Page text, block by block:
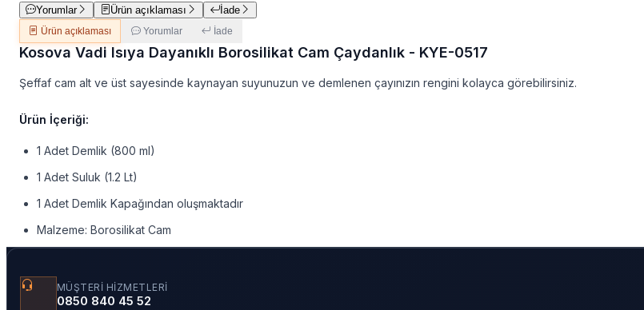
Yorumlar Ürün açıklaması İade
Ürün açıklaması Yorumlar İade
Kosova Vadi Isıya Dayanıklı Borosilikat Cam Çaydanlık - KYE-0517
Şeffaf cam alt ve üst sayesinde kaynayan suyunuzun ve demlenen çayınızın rengini kolayca görebilirsiniz.
Ürün İçeriği:
1 Adet Demlik (800 ml)
1 Adet Suluk (1.2 Lt)
1 Adet Demlik Kapağından oluşmaktadır
Malzeme: Borosilikat Cam
MÜŞTERI HIZMETLERI
0850 840 45 52